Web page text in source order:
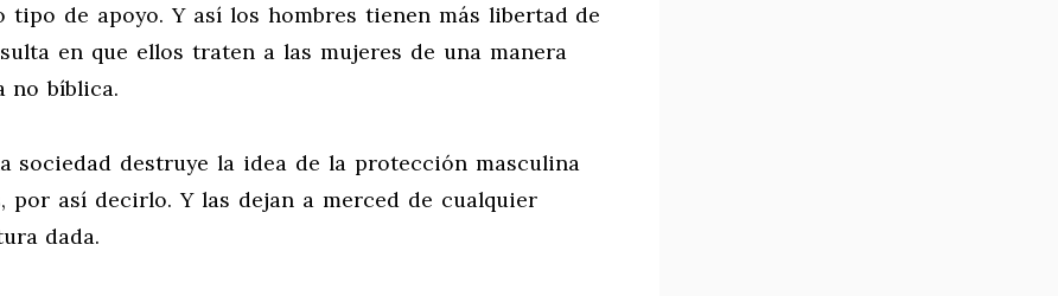
de apoyo. Y así los hombres tienen más libertad de
en que ellos traten a las mujeres de una manera
no bíblica.
sociedad destruye la idea de la protección masculina
por así decirlo. Y las dejan a merced de cualquier
dada.